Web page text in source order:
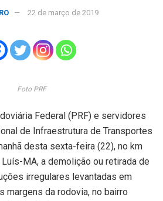
22 de março de 2019
Foto PRF
Federal (PRF) e servidores
de Infraestrutura de Transportes
desta sexta-feira (22), no km
MA, a demolição ou retirada de
irregulares levantadas em
margens da rodovia, no bairro